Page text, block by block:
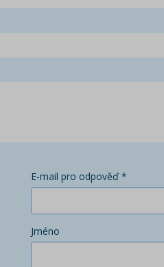
E-mail pro odpověď *
Jméno